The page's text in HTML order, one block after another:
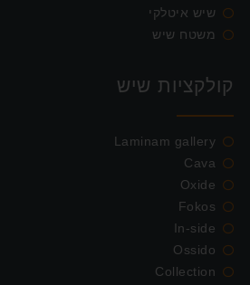
שיש איטלקי
משטח שיש
קולקציות שיש
Laminam gallery
Cava
Oxide
Fokos
In-side
Ossido
Collection